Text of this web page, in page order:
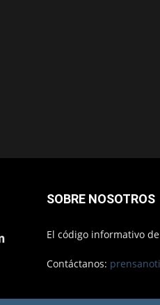
SOBRE NOSOTROS
El código informativo
Contáctanos: